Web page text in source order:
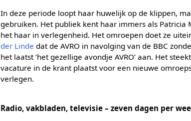
In deze periode loopt haar huwelijk op de klippen,
gebruiken. Het publiek kent haar immers als
het haar in verlegenheid. Het omroepen doet ze
der Linde dat de AVRO in navolging van de BBC
het laatst ‘het gezellige avondje AVRO’ aan. Het
vacature in de krant plaatst voor een nieuwe
verlegen.
Radio, vakbladen, televisie – zeven dagen per